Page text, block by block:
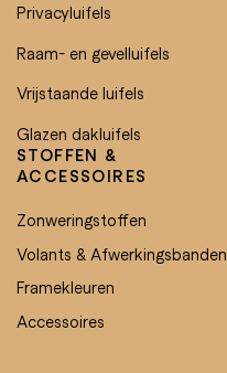
Privacyluifels
Raam- en gevelluifels
Vrijstaande luifels
Glazen dakluifels
STOFFEN &
ACCESSOIRES
Zonweringstoffen
Volants & Afwerkingsbanden
Framekleuren
Accessoires